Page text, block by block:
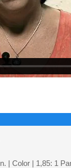
| Color | 1,85: 1